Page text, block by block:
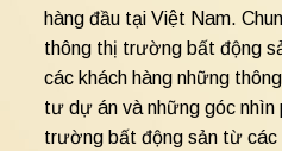
hàng đầu tại Việt Nam.
thông thị trường bất động
các khách hàng những
tư dự án và những góc nhìn
trường bất động sản từ các